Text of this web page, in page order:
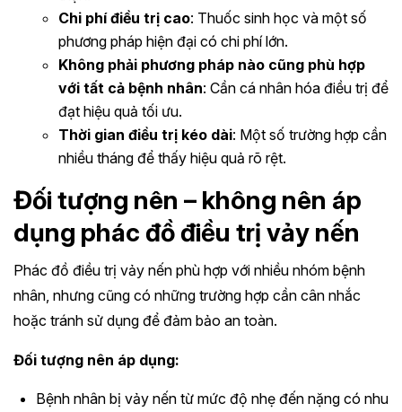
Chi phí điều trị cao: Thuốc sinh học và một số
phương pháp hiện đại có chi phí lớn.
Không phải phương pháp nào cũng phù hợp
với tất cả bệnh nhân: Cần cá nhân hóa điều trị để
đạt hiệu quả tối ưu.
Thời gian điều trị kéo dài: Một số trường hợp cần
nhiều tháng để thấy hiệu quả rõ rệt.
Đối tượng nên – không nên áp
dụng phác đồ điều trị vảy nến
Phác đồ điều trị vảy nến phù hợp với nhiều nhóm bệnh
nhân, nhưng cũng có những trường hợp cần cân nhắc
hoặc tránh sử dụng để đảm bảo an toàn.
Đối tượng nên áp dụng:
Bệnh nhân bị vảy nến từ mức độ nhẹ đến nặng có nhu